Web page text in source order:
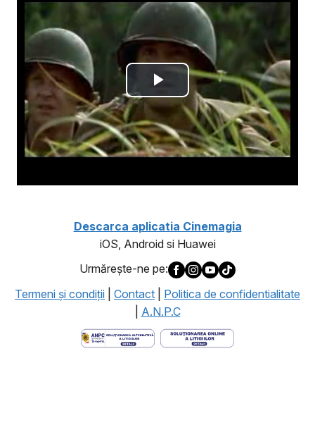
Descarca aplicatia Cinemagia
iOS, Android si Huawei
Urmăreşte-ne pe:
Termeni şi condiţii
Contact
Politica de confidentialitate
A.N.P.C